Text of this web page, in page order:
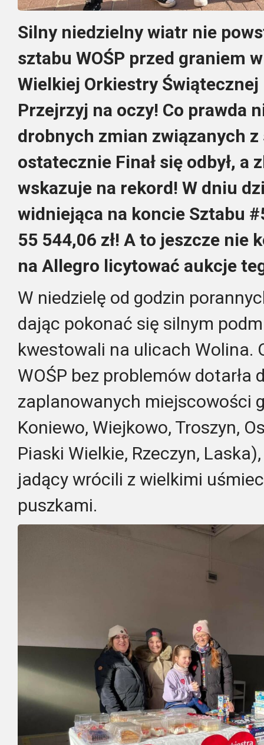
Silny niedzielny wiatr nie
sztabu WOŚP przed graniem
Wielkiej Orkiestry
Przejrzyj na oczy! Co prawda
drobnych zmian związanych
ostatecznie Finał się odbył, a
wskazuje na rekord! W dniu
widniejąca na koncie Sztabu
55 544,06 zł! A to jeszcze nie
na Allegro licytować aukcje
W niedzielę od godzin
dając pokonać się silnym
kwestowali na ulicach Wolina.
WOŚP bez problemów dotarła
zaplanowanych miejscowości
Koniewo, Wiejkowo, Troszyn,
Piaski Wielkie, Rzeczyn,
jadący wrócili z wielkimi
puszkami.